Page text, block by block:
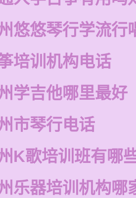
悠悠琴行学流行
培训机构电话
学吉他哪里最好
市琴行电话
K歌培训班有哪
乐器培训机构哪